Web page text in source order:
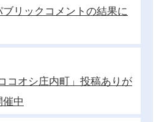
リックコメントの結果に
コオシ庄内町」投稿ありが
催中